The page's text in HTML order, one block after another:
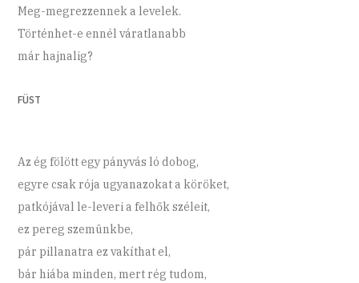
Meg-megrezzennek a levelek.
Történhet-e ennél váratlanabb
már hajnalig?
FÜST
Az ég fölött egy pányvás ló dobog,
egyre csak rója ugyanazokat a köröket,
patkójával le-leveri a felhők széleit,
ez pereg szemünkbe,
pár pillanatra ez vakíthat el,
bár hiába minden, mert rég tudom,